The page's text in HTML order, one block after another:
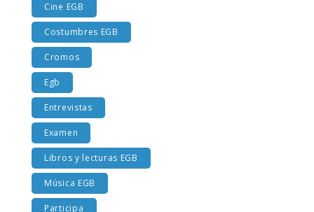
Cine EGB
Costumbres EGB
Cromos
Egb
Entrevistas
Examen
Libros y lecturas EGB
Música EGB
Participa